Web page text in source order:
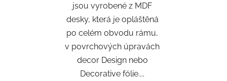
jsou vyrobené z MDF
desky, která je opláštěná
po celém obvodu rámu,
v povrchových úpravách
decor Design nebo
Decorative fólie....